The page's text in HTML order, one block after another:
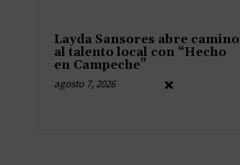
Layda Sansores abre camino
al talento local con “Hecho
en Campeche”
agosto 7, 2026 ×